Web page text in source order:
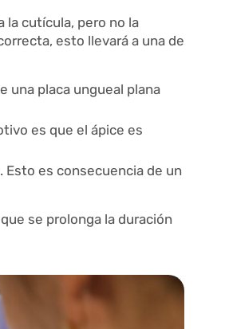
la cutícula, pero no la
esto llevará a una de
una placa ungueal plana
es que el ápice es
es consecuencia de un
se prolonga la duración